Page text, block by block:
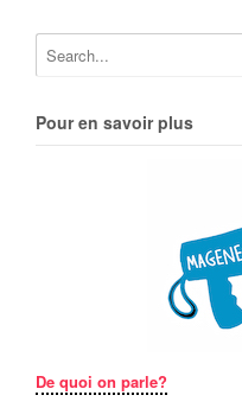
Pour en savoir plus
De quoi on parle?